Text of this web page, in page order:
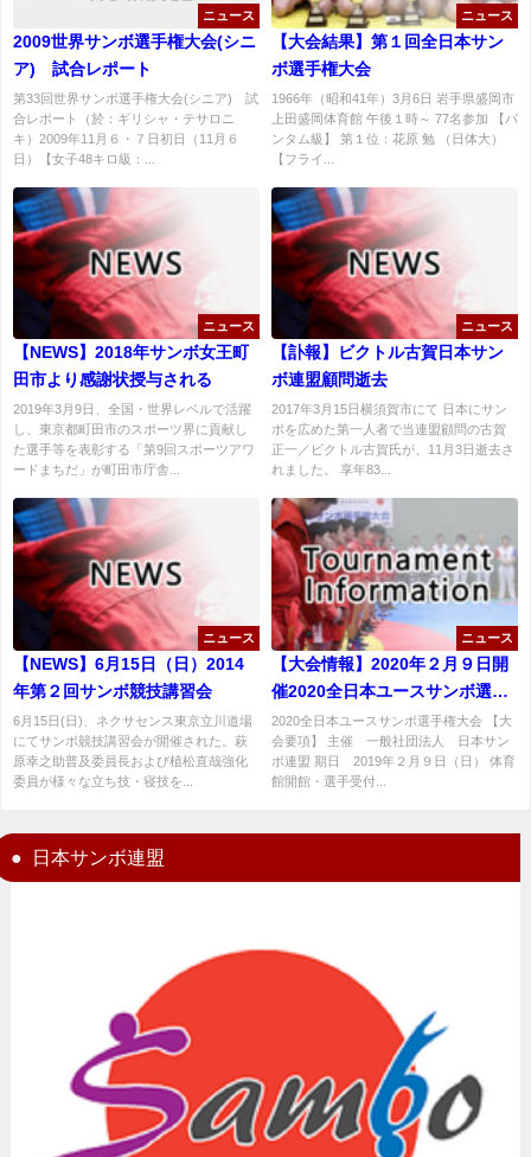
ニュース
2009世界サンボ選手権大会(シニ
ア) 試合レポート
第33回世界サンボ選手権大会(シニア) 試
合レポート（於：ギリシャ・テサロニ
キ）2009年11月６・７日初日（11月６
日）【女子48キロ級：...
ニュース
【大会結果】第１回全日本サン
ボ選手権大会
1966年（昭和41年）3月6日 岩手県盛岡市
上田盛岡体育館 午後１時～ 77名参加 【バ
ンタム級】 第１位：花原 勉 （日体大）
【フライ...
ニュース
【NEWS】2018年サンボ女王町
田市より感謝状授与される
2019年3月9日、全国・世界レベルで活躍
し、東京都町田市のスポーツ界に貢献し
た選手等を表彰する「第9回スポーツアワ
ードまちだ」が町田市庁舎...
ニュース
【訃報】ビクトル古賀日本サン
ボ連盟顧問逝去
2017年3月15日横須賀市にて 日本にサン
ボを広めた第一人者で当連盟顧問の古賀
正一／ビクトル古賀氏が、11月3日逝去さ
れました。 享年83...
ニュース
【NEWS】6月15日（日）2014
年第２回サンボ競技講習会
6月15日(日)、ネクサセンス東京立川道場
にてサンボ競技講習会が開催された。萩
原幸之助普及委員長および植松直哉強化
委員が様々な立ち技・寝技を...
ニュース
【大会情報】2020年２月９日開
催2020全日本ユースサンボ選手
権大会大会要項
2020全日本ユースサンボ選手権大会 【大
会要項】 主催 一般社団法人 日本サン
ボ連盟 期日 2019年２月９日（日） 体育
館開館・選手受付...
日本サンボ連盟